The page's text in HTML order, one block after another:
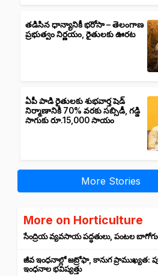
తడిసిన ధాన్యానికీ భరోసా – తెలంగాణ
ప్రభుత్వం నిర్ణయం, రైతులకు ఊరట
ఏపీ పాడి రైతులకు శుభవార్త షెడ్
నిర్మాణానికి 70% వరకు సబ్సిడీ, గడ్డి
సాగుకు రూ.15,000 సాయం
More Stories
More on Horticulture
సేంద్రియ వ్యవసాయ పద్ధతులు, పంటల
జీవ ఇంధనాల్లో జట్రోఫా, కానుగ ప్రాముఖ్యత:
ఇంధనాల భవిష్యత్తు